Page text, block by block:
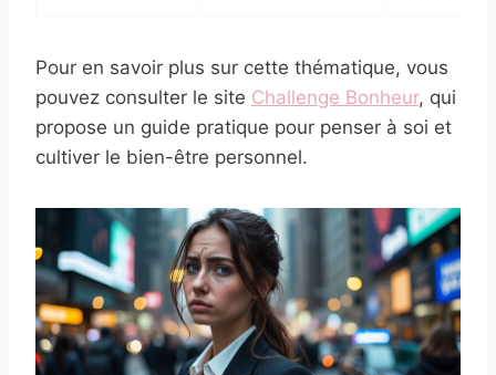
Pour en savoir plus sur cette thématique, vous
pouvez consulter le site Challenge Bonheur, qui
propose un guide pratique pour penser à soi et
cultiver le bien-être personnel.